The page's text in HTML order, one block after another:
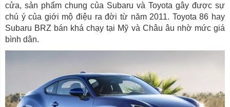
cửa, sản phẩm chung của Subaru và Toyota gây được sự
chú ý của giới mộ điệu ra đời từ năm 2011. Toyota 86 hay
Subaru BRZ bán khá chạy tại Mỹ và Châu âu nhờ mức giá
bình dân.